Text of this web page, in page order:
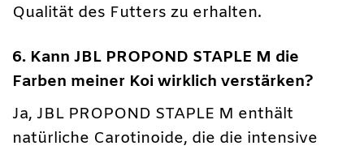
Qualität des Futters zu erhalten.
6. Kann JBL PROPOND STAPLE M die
Farben meiner Koi wirklich verstärken?
Ja, JBL PROPOND STAPLE M enthält
natürliche Carotinoide, die die intensive